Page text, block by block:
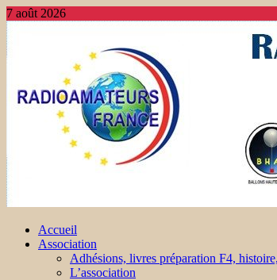
7 août 2026
Accueil
Association
Adhésions, livres préparation F4,
L’association